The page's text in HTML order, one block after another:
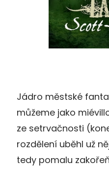
Jádro městské
můžeme jako
ze setrvačnosti
rozdělení uběhl už
tedy pomalu